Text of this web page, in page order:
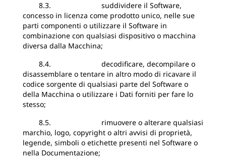
8.3. suddividere il Software,
concesso in licenza come prodotto unico, nelle sue
parti componenti o utilizzare il Software in
combinazione con qualsiasi dispositivo o macchina
diversa dalla Macchina;
8.4. decodificare, decompilare o
disassemblare o tentare in altro modo di ricavare il
codice sorgente di qualsiasi parte del Software o
della Macchina o utilizzare i Dati forniti per fare lo
stesso;
8.5. rimuovere o alterare qualsiasi
marchio, logo, copyright o altri avvisi di proprietà,
legende, simboli o etichette presenti nel Software o
nella Documentazione;